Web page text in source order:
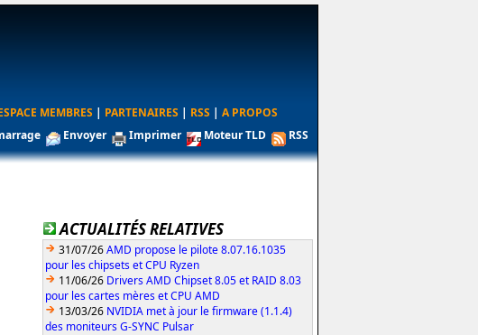
MEMBRES | PARTENAIRES | RSS | A PROPOS
Envoyer Imprimer Moteur TLD RSS
ACTUALITÉS RELATIVES
31/07/26AMD propose le pilote 8.07.16.1035
pour les chipsets et CPU Ryzen
11/06/26 Drivers AMD Chipset 8.05 et RAID 8.03
pour les cartes mères et CPU AMD
13/03/26 NVIDIA met à jour le firmware (1.1.4)
des moniteurs G-SYNC Pulsar